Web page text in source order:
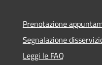
Prenotazione
Segnalazione
Leggi le FAQ